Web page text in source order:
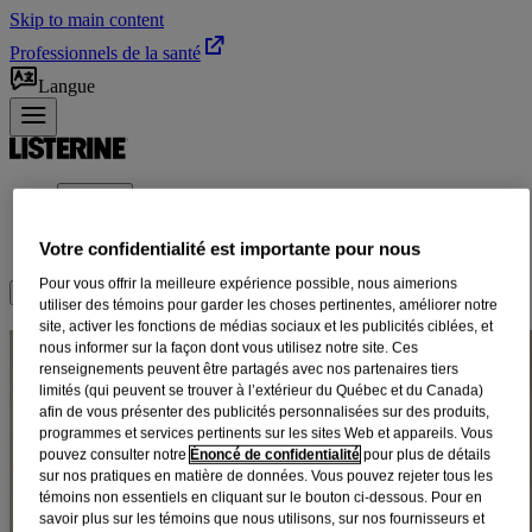
Skip to main content
Professionnels de la santé
Langue
À PROPOS DE LISTERINE®
Où acheter
CONSEILS DE SOINS
BUCCODENTAIRES POUR
LES ENFANTS
Trier par
Votre confidentialité est importante pour nous
Pour vous offrir la meilleure expérience possible, nous aimerions
utiliser des témoins pour garder les choses pertinentes, améliorer notre
site, activer les fonctions de médias sociaux et les publicités ciblées, et
nous informer sur la façon dont vous utilisez notre site. Ces
renseignements peuvent être partagés avec nos partenaires tiers
limités (qui peuvent se trouver à l’extérieur du Québec et du Canada)
afin de vous présenter des publicités personnalisées sur des produits,
programmes et services pertinents sur les sites Web et appareils. Vous
pouvez consulter notre Énoncé de confidentialité pour plus de détails
sur nos pratiques en matière de données. Vous pouvez rejeter tous les
témoins non essentiels en cliquant sur le bouton ci-dessous. Pour en
savoir plus sur les témoins que nous utilisons, sur nos fournisseurs et